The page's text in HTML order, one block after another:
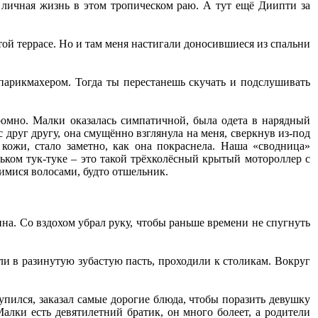
жизнь в этом тропическом раю. А тут ещё Диипти за
террасе. Но и там меня настигали доносившиеся из спальни
Тогда ты перестанешь скучать и подслушивать
Малки оказалась симпатичной, была одета в нарядный
другу, она смущённо взглянула на меня, сверкнув из-под
стало заметно, как она покраснела. Наша «сводница»
тук-туке – это такой трёхколёсный крытый мотороллер с
волосами, будто отшельник.
Со вздохом убрал руку, чтобы раньше времени не спугнуть
в разинутую зубастую пасть, проходили к столикам. Вокруг
заказал самые дорогие блюда, чтобы поразить девушку
есть девятилетний братик, он много болеет, а родители